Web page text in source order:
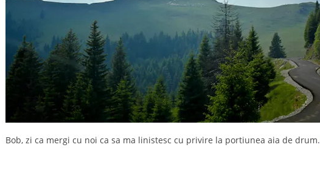
Bob, zi ca mergi cu noi ca sa ma linistesc cu privire la portiunea aia de drum.